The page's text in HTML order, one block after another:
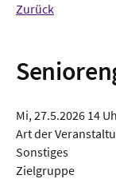
Zurück
Mi, 27.5.2026 14
Art der
Sonstiges
Zielgruppe